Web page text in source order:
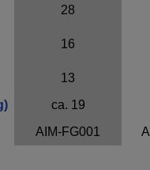
28
16
13
ca. 19
AIM-FG001